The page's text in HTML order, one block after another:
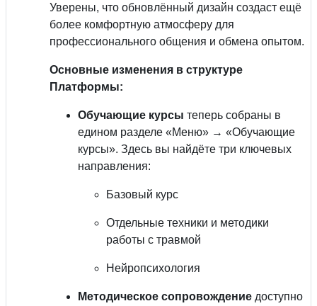
Уверены, что обновлённый дизайн создаст ещё
более комфортную атмосферу для
профессионального общения и обмена опытом.
Основные изменения в структуре
Платформы:
Обучающие курсы теперь собраны в
едином разделе «Меню» → «Обучающие
курсы». Здесь вы найдёте три ключевых
направления:
Базовый курс
Отдельные техники и методики
работы с травмой
Нейропсихология
Методическое сопровождение доступно